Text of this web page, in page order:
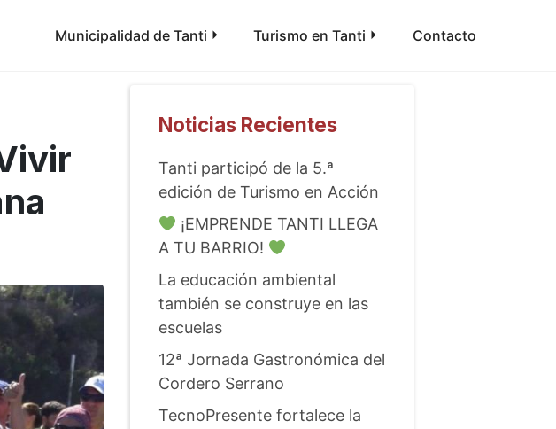
Municipalidad de Tanti Turismo en Tanti Contacto
Noticias Recientes
Tanti participó de la 5.ª
edición de Turismo en Acción
¡EMPRENDE TANTI LLEGA
A TU BARRIO!
La educación ambiental
también se construye en las
escuelas
12ª Jornada Gastronómica del
Cordero Serrano
TecnoPresente fortalece la